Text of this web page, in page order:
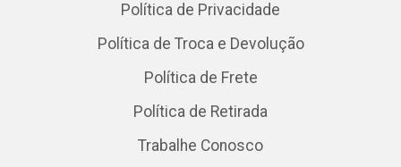
Política de Privacidade
Política de Troca e Devolução
Política de Frete
Política de Retirada
Trabalhe Conosco